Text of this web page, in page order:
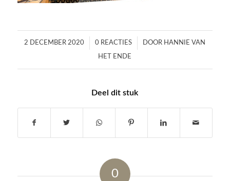
2 DECEMBER 2020
/ 0 REACTIES
/ DOOR HANNIE VAN
HET ENDE
Deel dit stuk
0